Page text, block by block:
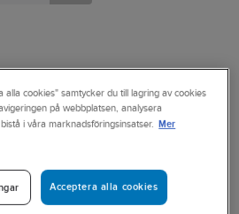
Förvaring
Väskor och lådor
Ryggsäck
New Wave
alla cookies" samtycker du till lagring av cookies
på webbplatsen, analysera
i våra marknadsföringsinsatser. Mer
Acceptera alla cookies